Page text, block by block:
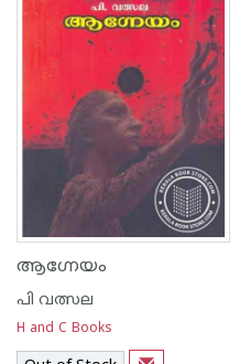
ആഗ്നേയം
പി വത്സല
H and C Books